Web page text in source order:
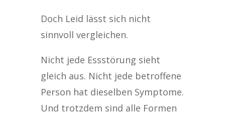
Doch Leid lässt sich nicht
sinnvoll vergleichen.
Nicht jede Essstörung sieht
gleich aus. Nicht jede betroffene
Person hat dieselben Symptome.
Und trotzdem sind alle Formen